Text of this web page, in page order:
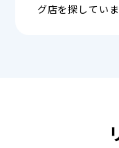
グ店を探していま